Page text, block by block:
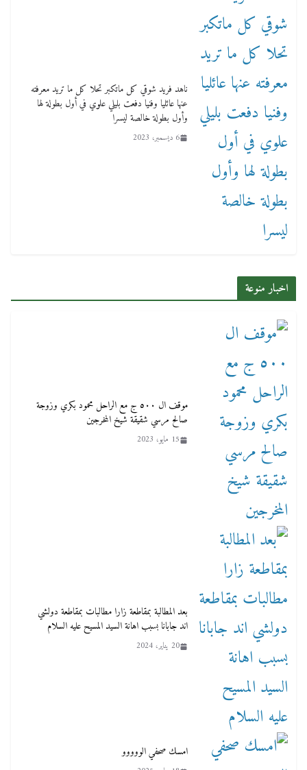
ناهد فريد شوقي كل ماتكبر تحلا كل ما تريد معرفته
عنها عائليا وفنيا دفعت بليلي علوي في أول بطولة لها
وأول بطولة خالصة ليسرا
6 ديسمبر، 2023
اخبار منوعة
موقف ال ٥٠٠ ج مع الراحل محمود بكري وزوجة
صالح مرسي شقيقة شيخ المخرجين
15 مايو، 2023
بعد المطالبة بمقاطعة زارا مطالبات بمقاطعة دولشي
اند جابانا بسبب اهانة السيد المسيح عليه السلام
20 يناير، 2024
امسك صحفي الووووو